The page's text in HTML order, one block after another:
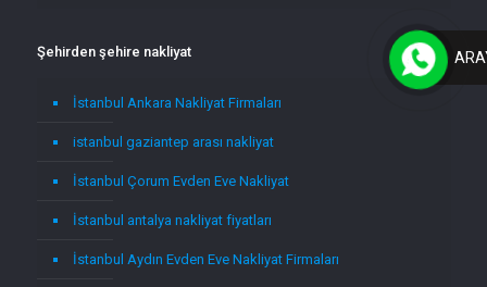
Şehirden şehire nakliyat
İstanbul Ankara Nakliyat Firmaları
istanbul gaziantep arası nakliyat
İstanbul Çorum Evden Eve Nakliyat
İstanbul antalya nakliyat fiyatları
İstanbul Aydın Evden Eve Nakliyat Firmaları